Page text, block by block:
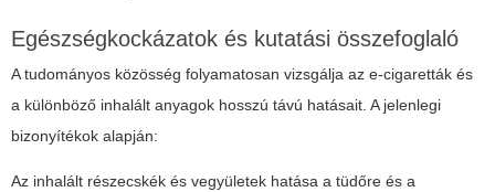
Egészségkockázatok és kutatási összefoglaló
A tudományos közösség folyamatosan vizsgálja az e-cigaretták és
a különböző inhalált anyagok hosszú távú hatásait. A jelenlegi
bizonyítékok alapján:
Az inhalált részecskék és vegyületek hatása a tüdőre és a